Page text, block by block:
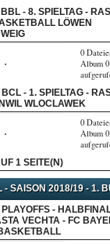
- 8. SPIELTAG -
LÖWEN
0
Album
- 1. SPIELTAG -
WLOCLAWEK
0
Album
1 SEITE(N)
- SAISON 2018/19 - 1.
-
VECHTA - FC